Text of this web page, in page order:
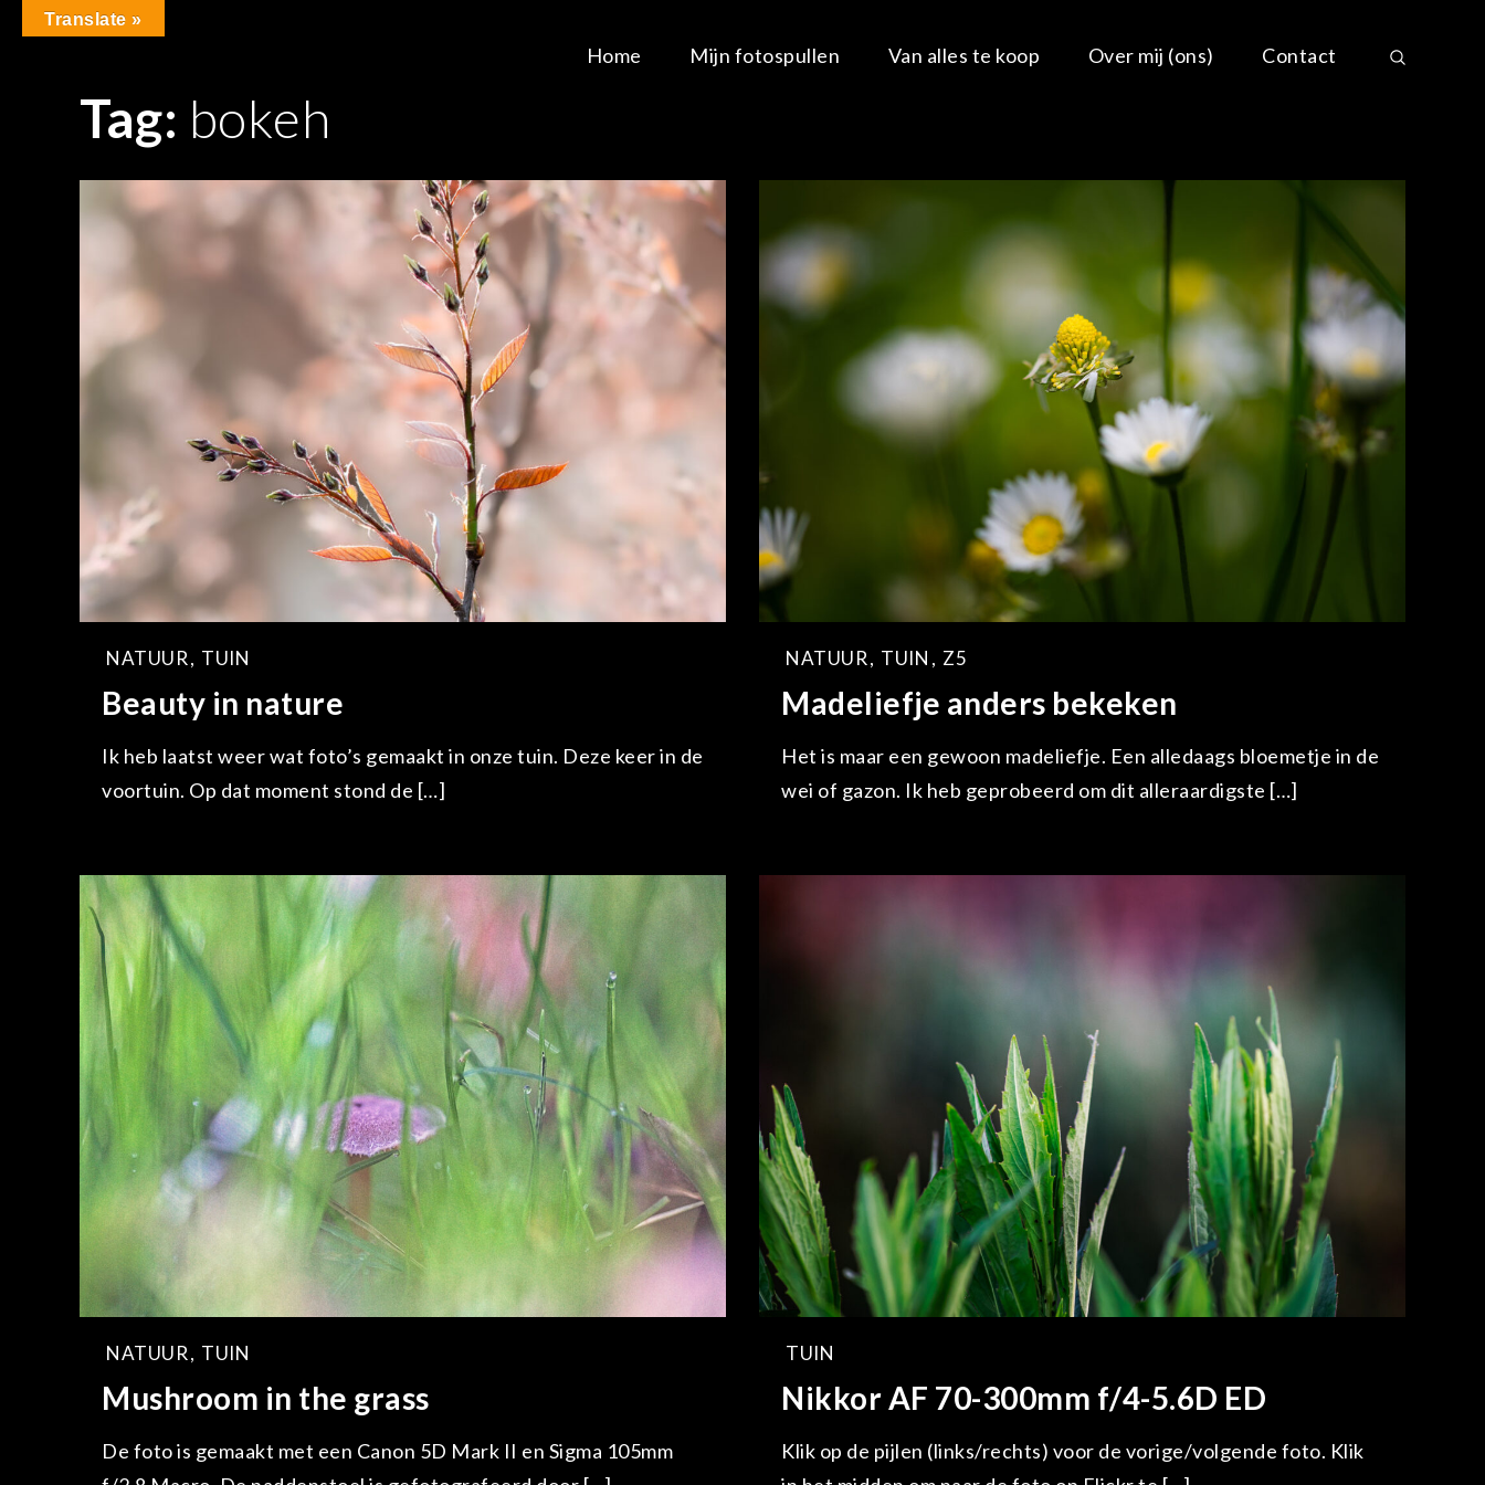
Home Mijn fotospullen Van alles te koop Over mij (ons) Contact
Tag: bokeh
NATUUR, TUIN
Beauty in nature
Ik heb laatst weer wat foto’s gemaakt in onze tuin. Deze keer in de
voortuin. Op dat moment stond de […]
NATUUR, TUIN , Z5
Madeliefje anders bekeken
Het is maar een gewoon madeliefje. Een alledaags bloemetje in de
wei of gazon. Ik heb geprobeerd om dit alleraardigste […]
NATUUR, TUIN
Mushroom in the grass
De foto is gemaakt met een Canon 5D Mark II en Sigma 105mm
TUIN
Nikkor AF 70-300mm f/4-5.6D ED
Klik op de pijlen (links/rechts) voor de vorige/volgende foto. Klik
Translate »